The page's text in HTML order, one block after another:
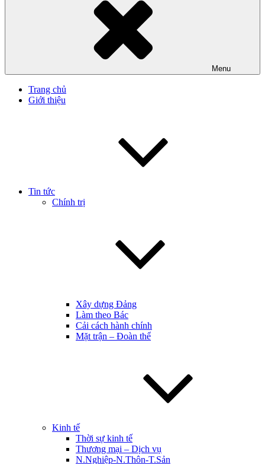
Menu
Trang chủ
Giới thiệu
Tin tức
Chính trị
Xây dựng Đảng
Làm theo Bác
Cải cách hành chính
Mặt trận – Đoàn thể
Kinh tế
Thời sự kinh tế
Thương mại – Dịch vụ
N.Nghiệp-N.Thôn-T.Sản